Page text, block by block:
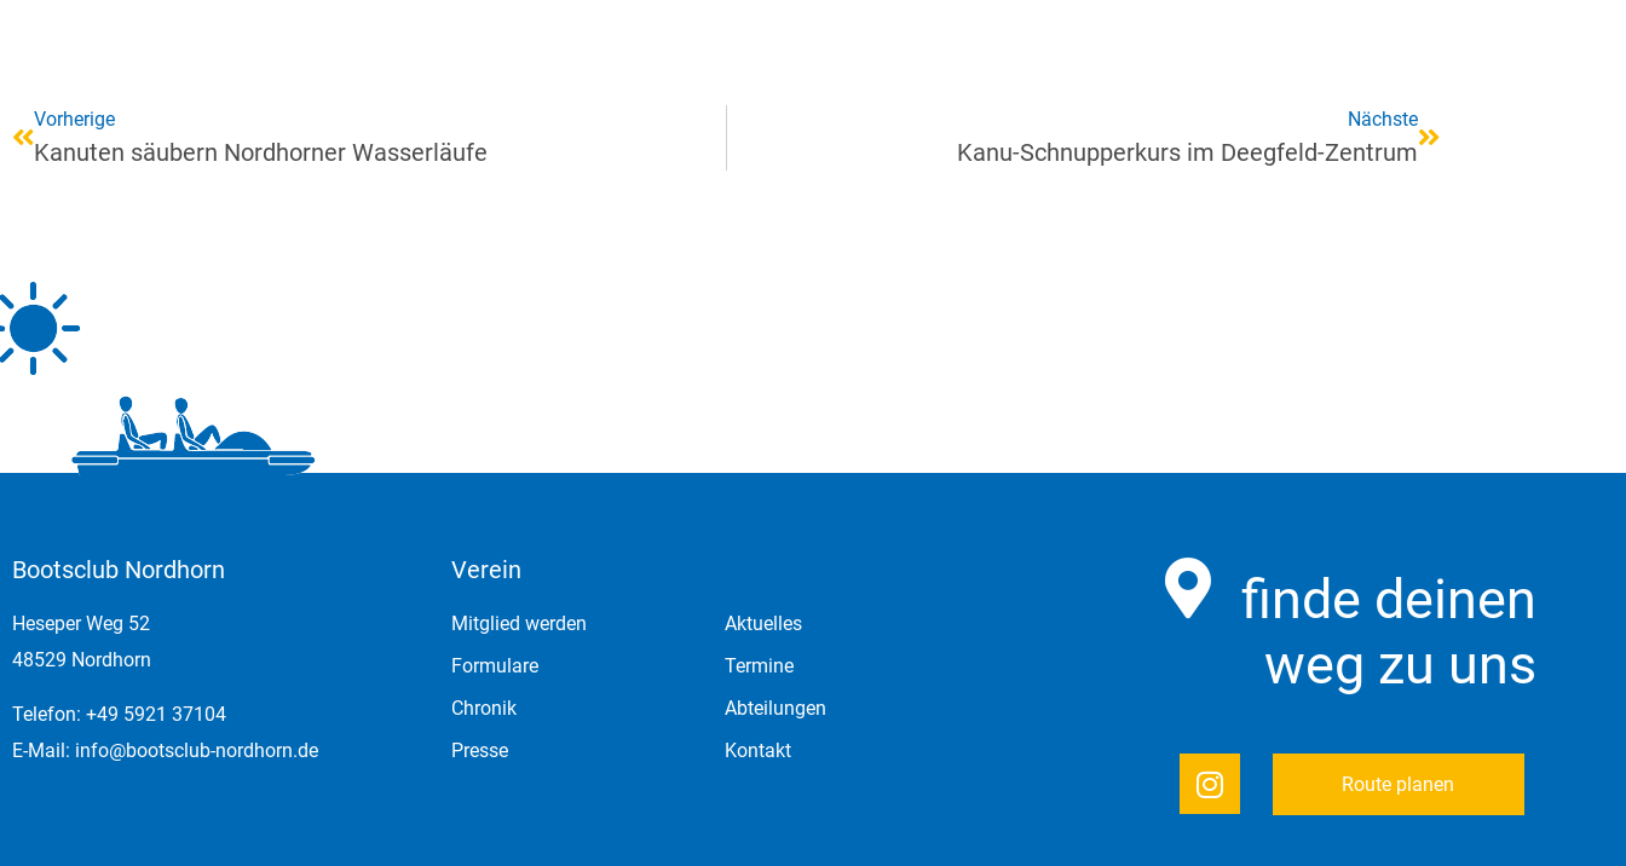
Vorherige
Kanuten säubern Nordhorner Wasserläufe
Nächste
Kanu-Schnupperkurs im Deegfeld-Zentrum
Bootsclub Nordhorn
Heseper Weg 52
48529 Nordhorn
Telefon: +49 5921 37104
E-Mail: info@bootsclub-nordhorn.de
Verein
Mitglied werden
Formulare
Chronik
Presse
Aktuelles
Termine
Abteilungen
Kontakt
finde deinen
weg zu uns
Route planen